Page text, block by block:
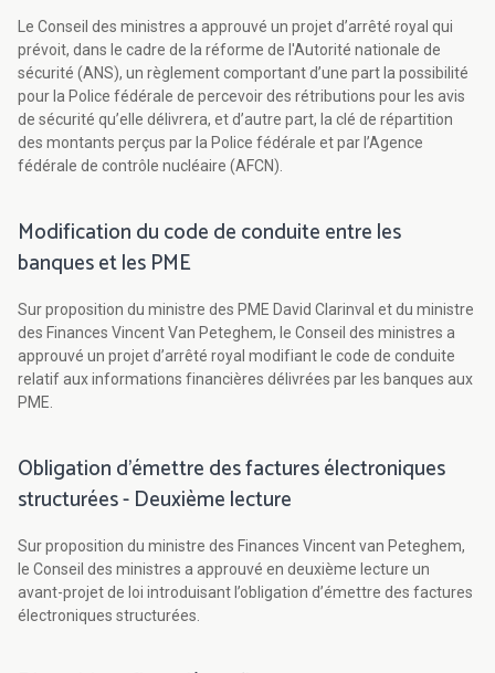
Le Conseil des ministres a approuvé un projet d’arrêté royal qui
prévoit, dans le cadre de la réforme de l'Autorité nationale de
sécurité (ANS), un règlement comportant d’une part la possibilité
pour la Police fédérale de percevoir des rétributions pour les avis
de sécurité qu’elle délivrera, et d’autre part, la clé de répartition
des montants perçus par la Police fédérale et par l’Agence
fédérale de contrôle nucléaire (AFCN).
Modification du code de conduite entre les
banques et les PME
Sur proposition du ministre des PME David Clarinval et du ministre
des Finances Vincent Van Peteghem, le Conseil des ministres a
approuvé un projet d’arrêté royal modifiant le code de conduite
relatif aux informations financières délivrées par les banques aux
PME.
Obligation d’émettre des factures électroniques
structurées - Deuxième lecture
Sur proposition du ministre des Finances Vincent van Peteghem,
le Conseil des ministres a approuvé en deuxième lecture un
avant-projet de loi introduisant l’obligation d’émettre des factures
électroniques structurées.